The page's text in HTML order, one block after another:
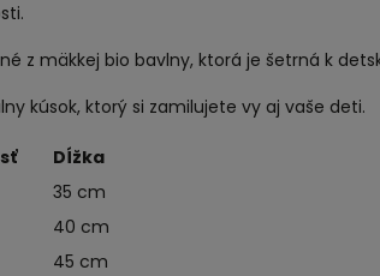
z mäkkej bio bavlny, ktorá je šetrná k
kúsok, ktorý si zamilujete vy aj vaše deti.
Dĺžka
35 cm
40 cm
45 cm